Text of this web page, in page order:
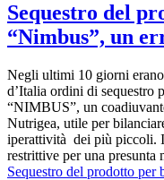
Sequestro del
“Nimbus”, un
Negli ultimi 10 giorni
d’Italia ordini di sequestro
“NIMBUS”, un
Nutrigea, utile per
iperattività dei più piccoli.
restrittive per una
Sequestro del prodotto per